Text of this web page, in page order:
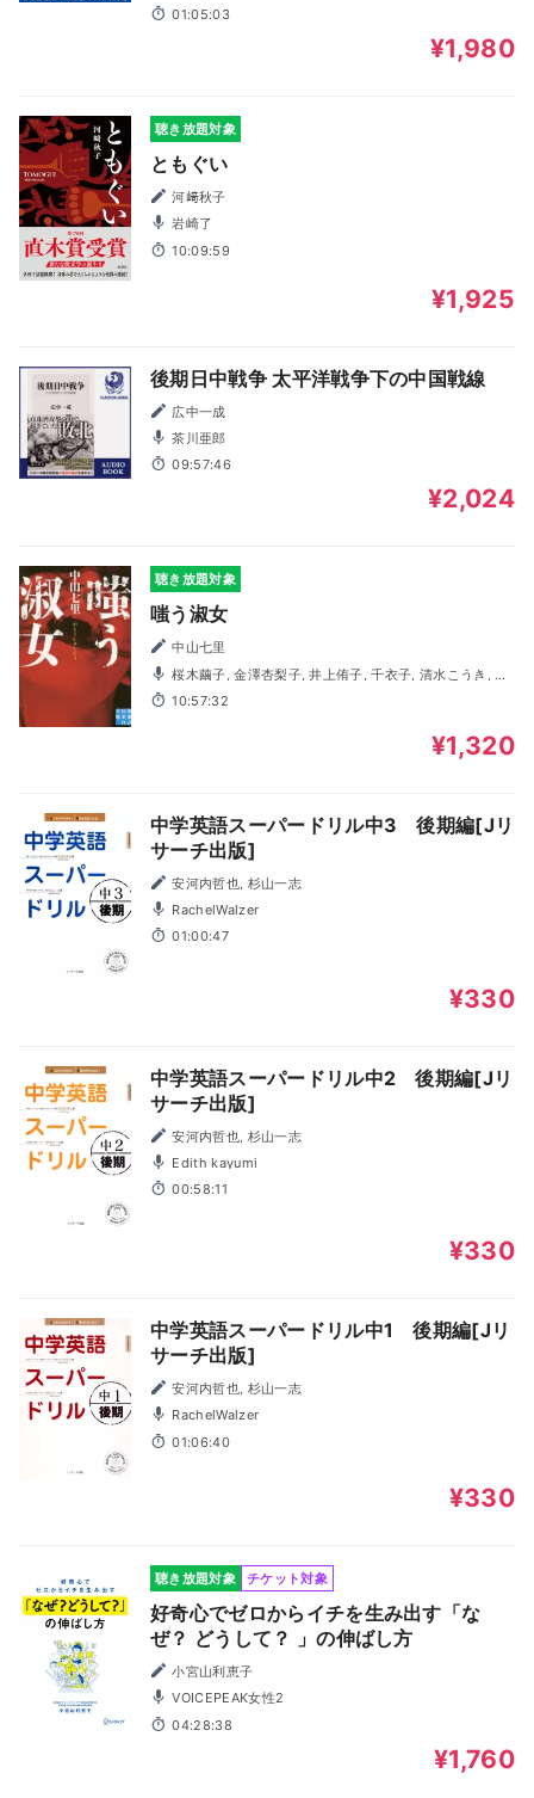
01:05:03
¥1,980
聴き放題対象
ともぐい
河﨑秋子
岩崎了
10:09:59
¥1,925
後期日中戦争 太平洋戦争下の中国戦線
広中一成
茶川亜郎
09:57:46
¥2,024
聴き放題対象
嗤う淑女
中山七里
桜木繭子, 金澤杏梨子, 井上侑子, 千衣子, 清水こうき, 林
重吾, 榎本貴文, 久場寿幸, 西村不二人
10:57:32
¥1,320
中学英語スーパードリル中3 後期編[Jリ
サーチ出版]
安河内哲也, 杉山一志
RachelWalzer
01:00:47
¥330
中学英語スーパードリル中2 後期編[Jリ
サーチ出版]
安河内哲也, 杉山一志
Edith kayumi
00:58:11
¥330
中学英語スーパードリル中1 後期編[Jリ
サーチ出版]
安河内哲也, 杉山一志
RachelWalzer
01:06:40
¥330
聴き放題対象 チケット対象
好奇心でゼロからイチを生み出す「な
ぜ？ どうして？ 」の伸ばし方
小宮山利恵子
VOICEPEAK女性2
04:28:38
¥1,760